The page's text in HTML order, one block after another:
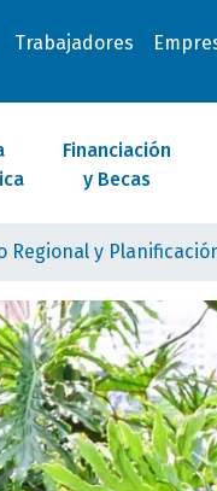
Trabajadores
Financiación
y Becas
Regional y